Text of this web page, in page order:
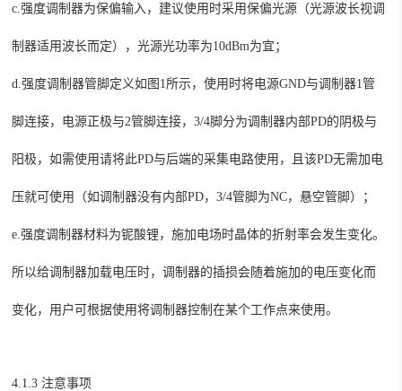
c.强度调制器为保偏输入，建议使用时采用保偏光源（光源波长视调
制器适用波长而定），光源光功率为10dBm为宜；
d.强度调制器管脚定义如图 1 所示，使用时将电源GND与调制器1管
脚连接，电源正极与2管脚连接，3/4脚分为调制器内部PD的阴极与
阳极，如需使用请将此PD与后端的采集电路使用，且该PD无需加电
压就可使用（如调制器没有内部PD，3/4管脚为NC，悬空管脚）；
e.强度调制器材料为铌酸锂，施加电场时晶体的折射率会发生变化。
所以给调制器加载电压时，调制器的插损会随着施加的电压变化而
变化，用户可根据使用将调制器控制在某个工作点来使用。
4.1.3 注意事项